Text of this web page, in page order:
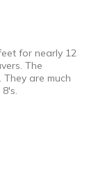
for nearly 12
The
are much